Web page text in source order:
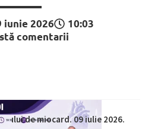
iunie 2026
10:03
comentarii
de miocard. 09 iulie 2026.